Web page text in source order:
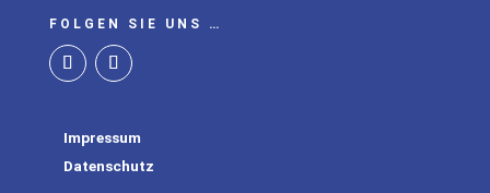
FOLGEN SIE UNS …
Impressum
Datenschutz